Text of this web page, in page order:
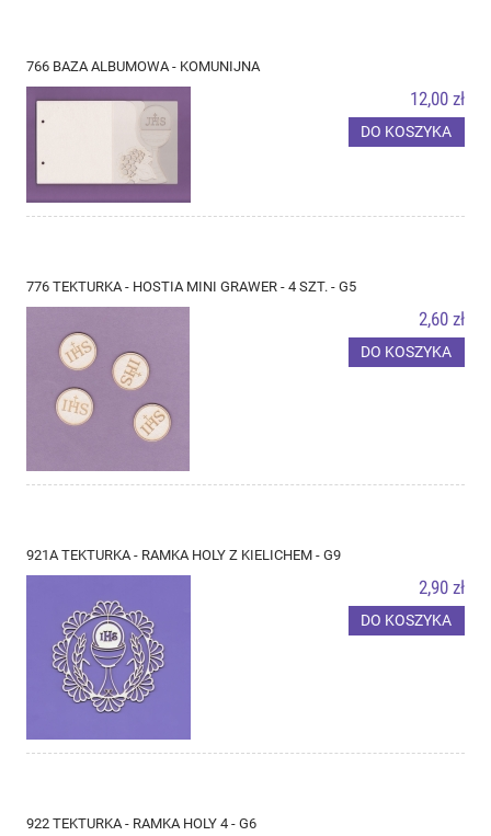
766 BAZA ALBUMOWA - KOMUNIJNA
12,00 zł
DO KOSZYKA
776 TEKTURKA - HOSTIA MINI GRAWER - 4 SZT. - G5
2,60 zł
DO KOSZYKA
921A TEKTURKA - RAMKA HOLY Z KIELICHEM - G9
2,90 zł
DO KOSZYKA
922 TEKTURKA - RAMKA HOLY 4 - G6